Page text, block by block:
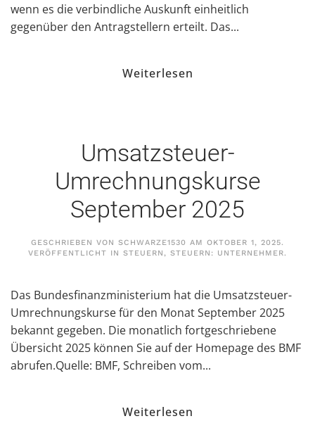
wenn es die verbindliche Auskunft einheitlich
gegenüber den Antragstellern erteilt. Das...
Weiterlesen
Umsatzsteuer-
Umrechnungskurse
September 2025
GESCHRIEBEN VON SCHWARZE1530 AM OKTOBER 1, 2025.
VERÖFFENTLICHT IN STEUERN, STEUERN: UNTERNEHMER.
Das Bundesfinanzministerium hat die Umsatzsteuer-
Umrechnungskurse für den Monat September 2025
bekannt gegeben. Die monatlich fortgeschriebene
Übersicht 2025 können Sie auf der Homepage des BMF
abrufen.Quelle: BMF, Schreiben vom...
Weiterlesen